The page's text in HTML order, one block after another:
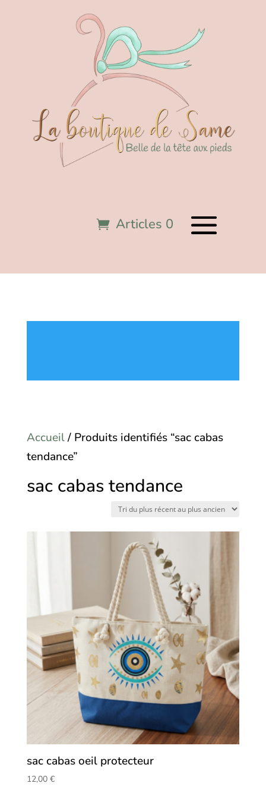
Articles 0
Accueil/ Produits identifiés “sac cabas
tendance”
sac cabas tendance
sac cabas oeil protecteur
12,00 €